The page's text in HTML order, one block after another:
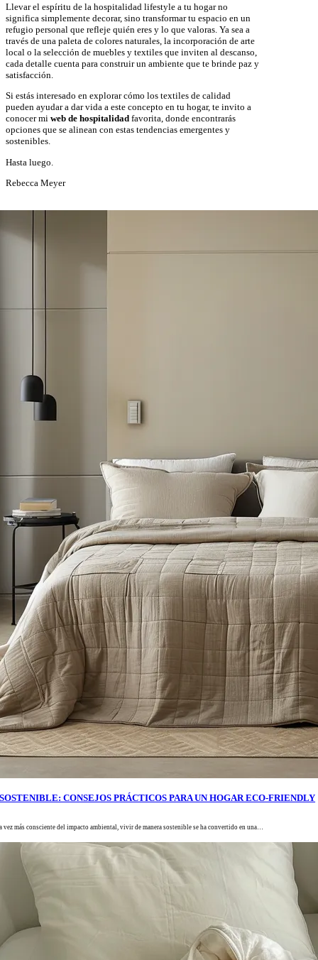
Llevar el espíritu de la hospitalidad lifestyle a tu hogar no
significa simplemente decorar, sino transformar tu espacio en un
refugio personal que refleje quién eres y lo que valoras. Ya sea a
través de una paleta de colores naturales, la incorporación de arte
local o la selección de muebles y textiles que inviten al descanso,
cada detalle cuenta para construir un ambiente que te brinde paz y
satisfacción.
Si estás interesado en explorar cómo los textiles de calidad
pueden ayudar a dar vida a este concepto en tu hogar, te invito a
conocer mi web de hospitalidad favorita, donde encontrarás
opciones que se alinean con estas tendencias emergentes y
sostenibles.
Hasta luego.
Rebecca Meyer
CONSEJOS PRÁCTICOS PARA UN HOGAR ECO-FRIENDLY
más consciente del impacto ambiental, vivir de manera sostenible se ha convertido en una…